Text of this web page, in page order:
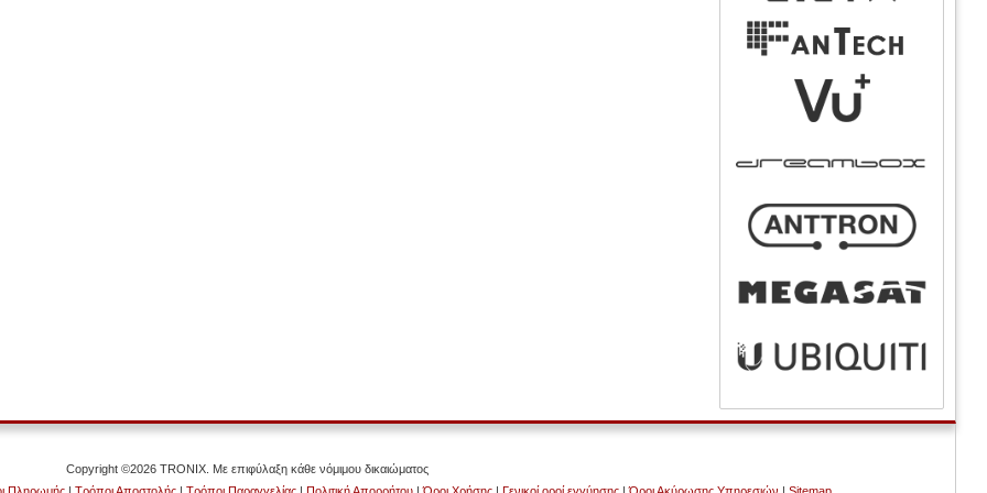
Copyright ©2026 TRONIX. Με επιφύλαξη κάθε νόμιμου δικαιώματος